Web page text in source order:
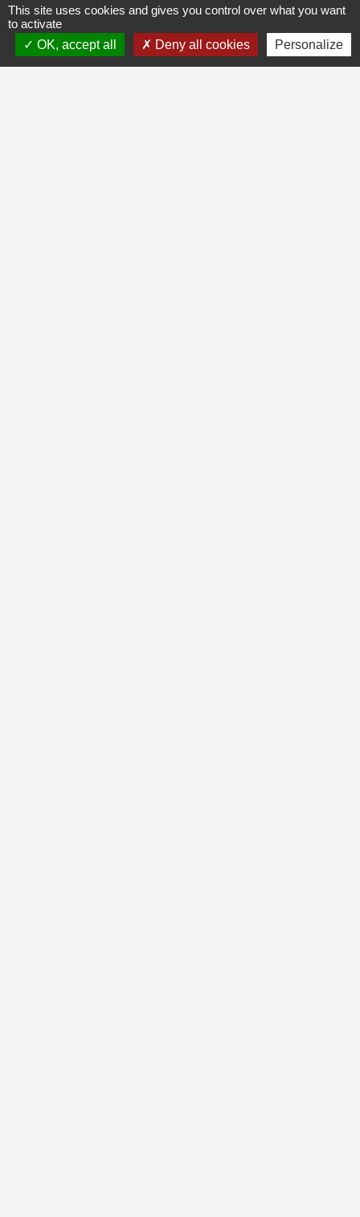
Galerie de photos Voir tout
This site uses cookies and gives you control over what you want
to activate
OK, accept all
Deny all cookies Personalize